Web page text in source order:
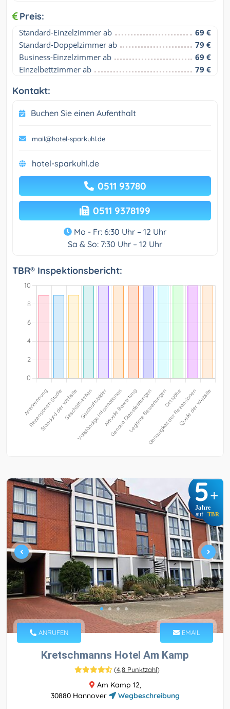
Preis:
Standard-Einzelzimmer ab
69 €
Standard-Doppelzimmer ab
79 €
Business-Einzelzimmer ab
69 €
Einzelbettzimmer ab
79 €
Kontakt:
Buchen Sie einen Aufenthalt
mail@hotel-sparkuhl.de
hotel-sparkuhl.de
0511 93780
0511 9378199
Mo - Fr: 6:30 Uhr – 12 Uhr
Sa & So: 7:30 Uhr – 12 Uhr
TBR® Inspektionsbericht:
5+
Jahre
auf TBR
ANRUFEN EMAIL
Kretschmanns Hotel Am Kamp
(4,8 Punktzahl)
Am Kamp 12,
30880 Hannover
Wegbeschreibung